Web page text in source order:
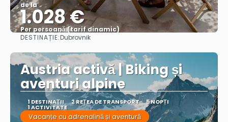
de la
1.028 €
Per persoană (tarif dinamic)
Vezi mai multe
DESTINAȚIE:Dubrovnik
Austria activă | Biking și
aventuri alpine
1 DESTINAŢII 2 REȚEA DE TRANSPORT 5 NOPȚI
1 ACTIVITATE
Vacanțe cu adrenalină și aventură